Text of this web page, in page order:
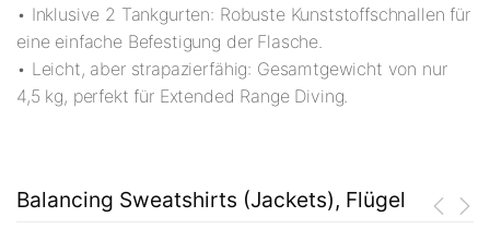
• Inklusive 2 Tankgurten: Robuste Kunststoffschnallen für
eine einfache Befestigung der Flasche.
• Leicht, aber strapazierfähig: Gesamtgewicht von nur
4,5 kg, perfekt für Extended Range Diving.
Balancing Sweatshirts (Jackets), Flügel